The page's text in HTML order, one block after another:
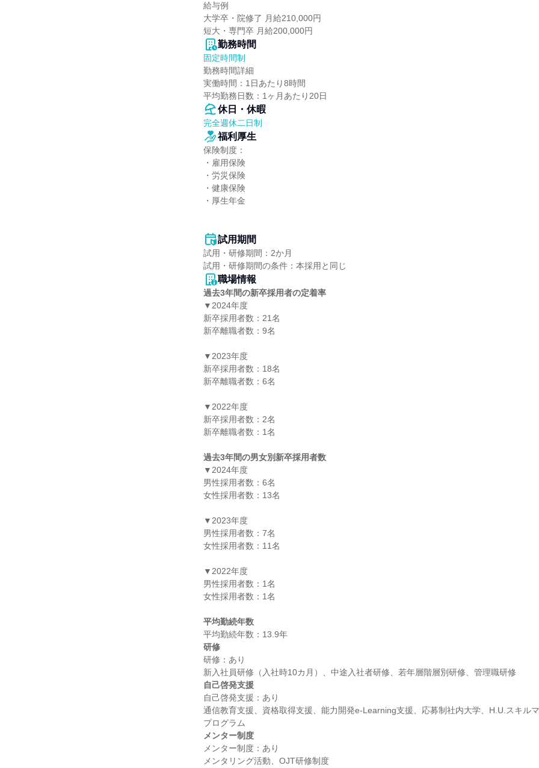
給与例
大学卒・院修了 月給210,000円
短大・専門卒 月給200,000円
勤務時間
固定時間制
勤務時間詳細
実働時間：1日あたり8時間
平均勤務日数：1ヶ月あたり20日
休日・休暇
完全週休二日制
福利厚生
保険制度：
・雇用保険
・労災保険
・健康保険
・厚生年金
試用期間
試用・研修期間：2か月
職場情報
過去3年間の新卒採用者の定着率
▼2024年度
新卒採用者数：21名
新卒離職者数：9名
▼2023年度
新卒採用者数：18名
新卒離職者数：6名
▼2022年度
新卒採用者数：2名
新卒離職者数：1名
過去3年間の男女別新卒採用者数
▼2024年度
男性採用者数：6名
女性採用者数：13名
▼2023年度
男性採用者数：7名
女性採用者数：11名
▼2022年度
男性採用者数：1名
女性採用者数：1名
平均勤続年数
研修
研修：あり
自己啓発支援
自己啓発支援：あり
通信教育支援、資格取得支援、能力開発e-Learning支援、応募制社内大学、H.U.スキル
メンター制度
メンター制度：あり